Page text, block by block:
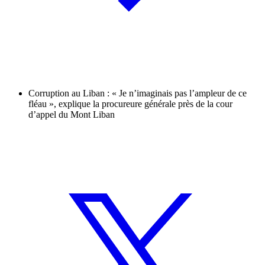
Corruption au Liban : « Je n’imaginais pas l’ampleur de ce
fléau », explique la procureure générale près de la cour
d’appel du Mont Liban